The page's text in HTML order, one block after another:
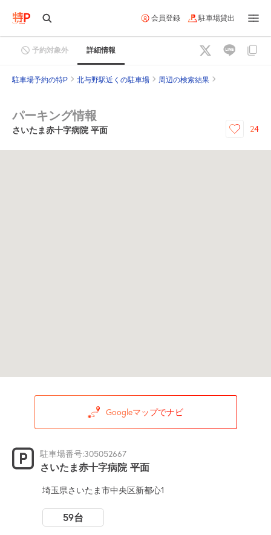
会員登録 駐車場貸出
予約対象外 詳細情報
駐車場予約の特P 北与野駅近くの駐車場 周辺の検索結果
パーキング情報
さいたま赤十字病院 平面 24
Googleマップでナビ
駐車場番号:305052667
さいたま赤十字病院 平面
埼玉県さいたま市中央区新都心1
59台